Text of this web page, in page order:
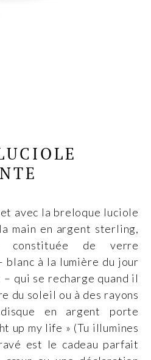
avec la breloque luciole
main en argent sterling,
de verre
blanc à la lumière du jour
qui se recharge quand il
du soleil ou à des rayons
en argent porte
up my life » (Tu illumines
est le cadeau parfait